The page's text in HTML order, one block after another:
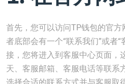
首先，您可以访问TP钱包的官
者底部会有一个“联系我们”或者
接，您将进入到客服中心页面，
天、客服邮箱、客服电话等联系